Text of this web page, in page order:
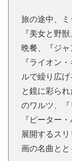
旅の途中、
『美女と野
晩餐、『ジ
『ライオン
ルで繰り広
と鏡に彩ら
のワルツ、
『ピーター
展開するス
画の名曲とと